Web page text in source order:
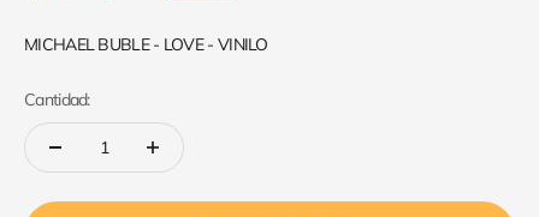
MICHAEL BUBLE - LOVE - VINILO
Cantidad: